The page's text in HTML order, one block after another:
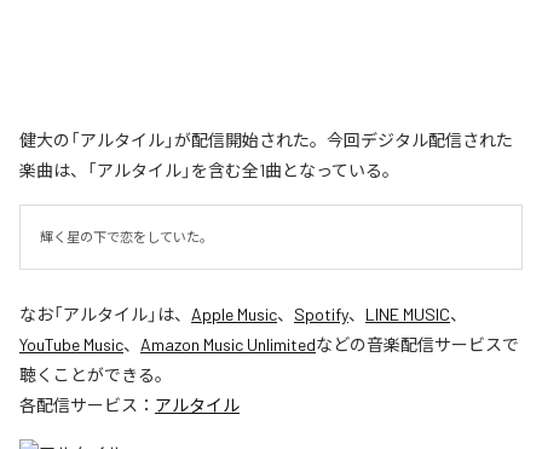
健大の「アルタイル」が配信開始された。今回デジタル配信された
楽曲は、「アルタイル」を含む全1曲となっている。
輝く星の下で恋をしていた。
なお「アルタイル」は、 Apple Music、 Spotify、 LINE MUSIC、
YouTube Music、 Amazon Music Unlimitedなどの音楽配信サービスで
聴くことができる。
各配信サービス： アルタイル